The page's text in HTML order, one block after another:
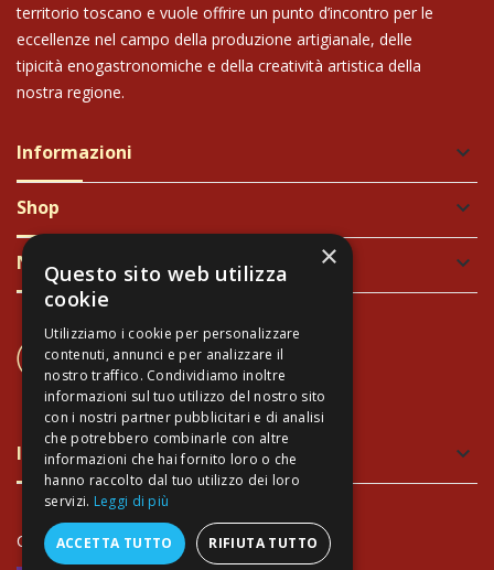
territorio toscano e vuole offrire un punto d’incontro per le
eccellenze nel campo della produzione artigianale, delle
tipicità enogastronomiche e della creatività artistica della
nostra regione.
Informazioni keyboard_arrow_down
Shop keyboard_arrow_down
Newsletter keyboard_arrow_down
CONTATTACI
+39 337 689965
Imballaggio verde e sicuro keyboard_arrow_down
Copyright Arte Toscana© - P.IVA 02034940474
×
Questo sito web utilizza
cookie
Utilizziamo i cookie per personalizzare
contenuti, annunci e per analizzare il
nostro traffico. Condividiamo inoltre
informazioni sul tuo utilizzo del nostro sito
con i nostri partner pubblicitari e di analisi
che potrebbero combinarle con altre
informazioni che hai fornito loro o che
hanno raccolto dal tuo utilizzo dei loro
servizi. Leggi di più
ACCETTA TUTTO RIFIUTA TUTTO